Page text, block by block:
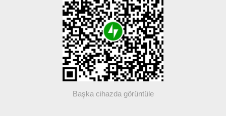
Başka cihazda görüntüle